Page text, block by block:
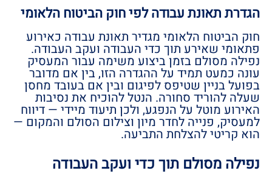
הגדרת תאונת עבודה לפי חוק הביטוח הלאומי
חוק הביטוח הלאומי מגדיר תאונת עבודה כאירוע
פתאומי שאירע תוך כדי העבודה ועקב העבודה.
נפילה מסולם בזמן ביצוע משימה עבור המעסיק
עונה כמעט תמיד על ההגדרה הזו, בין אם מדובר
בפועל בניין שטיפס לפיגום ובין אם בעובד מחסן
שעלה להוריד סחורה. הנטל להוכיח את נסיבות
האירוע מוטל על הנפגע, ולכן תיעוד מיידי — דיווח
למעסיק, פנייה לחדר מיון וצילום הסולם והמקום —
הוא קריטי להצלחת התביעה.
נפילה מסולם תוך כדי ועקב העבודה